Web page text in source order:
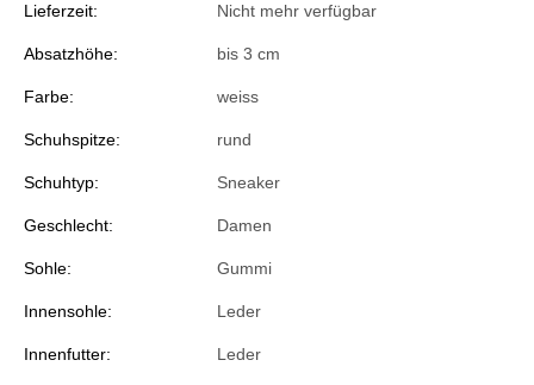
Lieferzeit: Nicht mehr verfügbar
Absatzhöhe: bis 3 cm
Farbe: weiss
Schuhspitze: rund
Schuhtyp: Sneaker
Geschlecht: Damen
Sohle: Gummi
Innensohle: Leder
Innenfutter: Leder